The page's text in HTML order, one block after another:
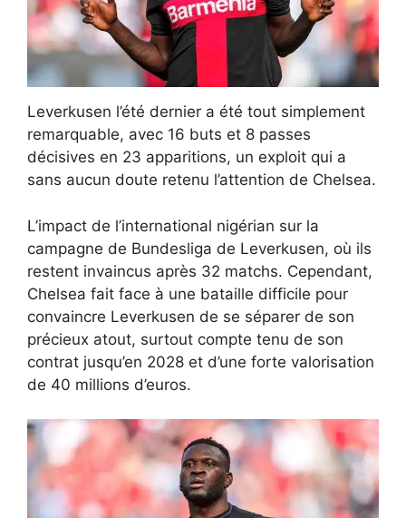
Leverkusen l’été dernier a été tout simplement
remarquable, avec 16 buts et 8 passes
décisives en 23 apparitions, un exploit qui a
sans aucun doute retenu l’attention de Chelsea.
L’impact de l’international nigérian sur la
campagne de Bundesliga de Leverkusen, où ils
restent invaincus après 32 matchs. Cependant,
Chelsea fait face à une bataille difficile pour
convaincre Leverkusen de se séparer de son
précieux atout, surtout compte tenu de son
contrat jusqu’en 2028 et d’une forte valorisation
de 40 millions d’euros.